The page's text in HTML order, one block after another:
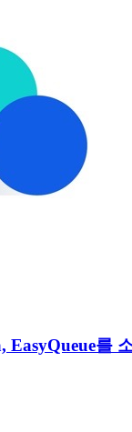
EasyQueue를